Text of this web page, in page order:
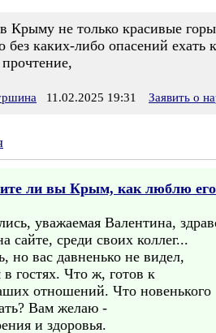
Крыму не только красивые
без каких-либо опасений
11.02.2025 19:31 Заявить о
ли вы Крым, как люблю
уважаемая Валентина,
сайте, среди своих коллег...
вас давненько не видел,
в гостях. Что ж, готов к
отношений. Что новенького
Вам желаю -
и здоровья.